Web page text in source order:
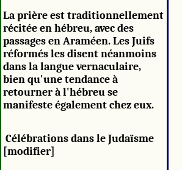
La prière est traditionnellement
récitée en hébreu, avec des
passages en Araméen. Les Juifs
réformés les disent néanmoins
dans la langue vernaculaire,
bien qu'une tendance à
retourner à l'hébreu se
manifeste également chez eux.
Célébrations dans le Judaïsme
[modifier]